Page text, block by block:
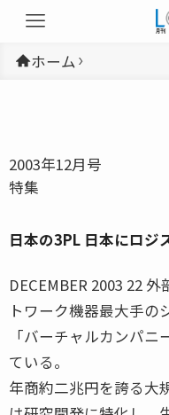
ホーム
2003年12月号
特集
日本の3PL 日本にロジ
DECEMBER 2003 22
トワーク機器最大手の
「バーチャルカンパ
ている。
年商約二兆円を誇る大